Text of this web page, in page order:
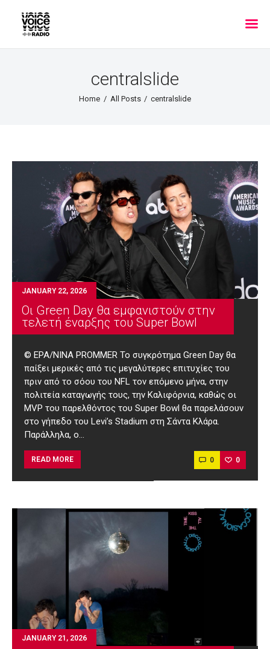
centralslide
Home All Posts centralslide
JANUARY 22, 2026
Οι Green Day θα εμφανιστούν στην
τελετή έναρξης του Super Bowl
© EPA/NINA PROMMER Το συγκρότημα Green Day θα
παίξει μερικές από τις μεγαλύτερες επιτυχίες του
πριν από το σόου του NFL τον επόμενο μήνα, στην
πολιτεία καταγωγής τους, την Καλιφόρνια, καθώς οι
MVP του παρελθόντος του Super Bowl θα παρελάσουν
στο γήπεδο του Levi’s Stadium στη Σάντα Κλάρα.
Παράλληλα, ο…
READ MORE 0 0
JANUARY 21, 2026